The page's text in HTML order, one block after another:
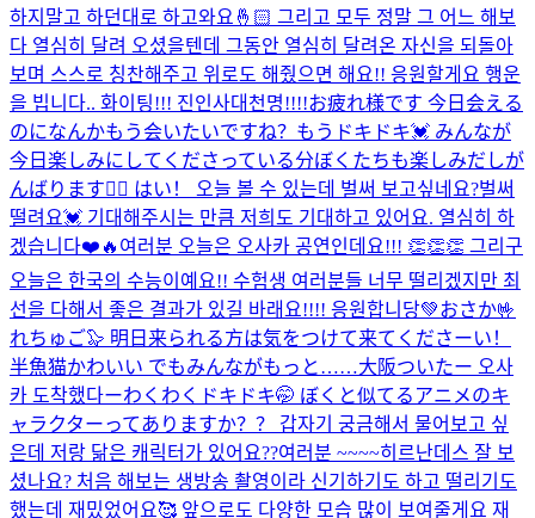
하지말고 하던대로 하고와요🤞🏻 그리고 모두 정말 그 어느 해보
다 열심히 달려 오셨을텐데 그동안 열심히 달려온 자신을 되돌아
보며 스스로 칭찬해주고 위로도 해줬으면 해요!! 응원할게요 행운
을 빕니다.. 화이팅!!! 진인사대천명!!!!お疲れ様です 今日会える
のになんかもう会いたいですね？もうドキドキ💓 みんなが
今日楽しみにしてくださっている分ぼくたちも楽しみだしが
んばります❤️‍🔥 はい！ 오늘 볼 수 있는데 벌써 보고싶네요?벌써
떨려요💓 기대해주시는 만큼 저희도 기대하고 있어요. 열심히 하
겠습니다❤️🔥 여러분 오늘은 오사카 공연인데요!!! 👏👏👏 그리구
오늘은 한국의 수능이예요!! 수험생 여러분들 너무 떨리겠지만 최
선을 다해서 좋은 결과가 있길 바래요!!!! 응원합니당💚おさか🤟
れちゅご🦭 明日来られる方は気をつけて来てくださーい！
半魚猫かわいい でもみんながもっと……大阪ついたー 오사
카 도착했다ーわくわくドキドキ🤭 ぼくと似てるアニメのキ
ャラクターってありますか？？ 갑자기 궁금해서 물어보고 싶
은데 저랑 닮은 캐릭터가 있어요??여러분 ~~~~히르난데스 잘 보
셨나요? 처음 해보는 생방송 촬영이라 신기하기도 하고 떨리기도
했는데 재밌었어요🥰 앞으로도 다양한 모습 많이 보여줄게요 재